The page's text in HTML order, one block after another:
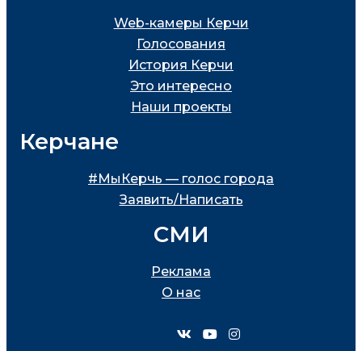
Web-камеры Керчи
Голосования
История Керчи
Это интересно
Наши проекты
Керчане
#МыКерчь — голос города
Заявить/Написать
СМИ
Реклама
О нас